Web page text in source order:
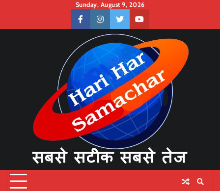
content
Sunday, August 9, 2026
facebookinstagramtwitteryoutube